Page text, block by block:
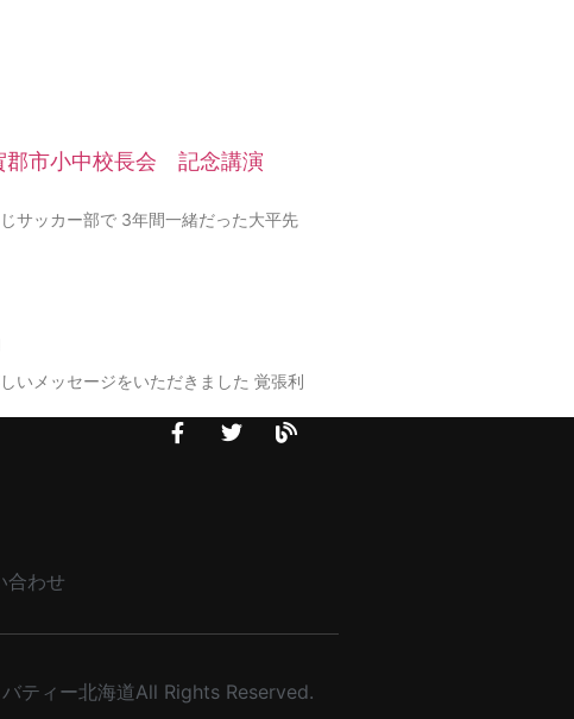
郡市小中校長会 記念講演
サッカー部で 3年間一緒だった大平先
いメッセージをいただきました 覚張利
合わせ
ティー北海道All Rights Reserved.